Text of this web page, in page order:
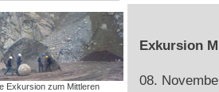
Exkursion zum Mittleren
Exkursion
08.